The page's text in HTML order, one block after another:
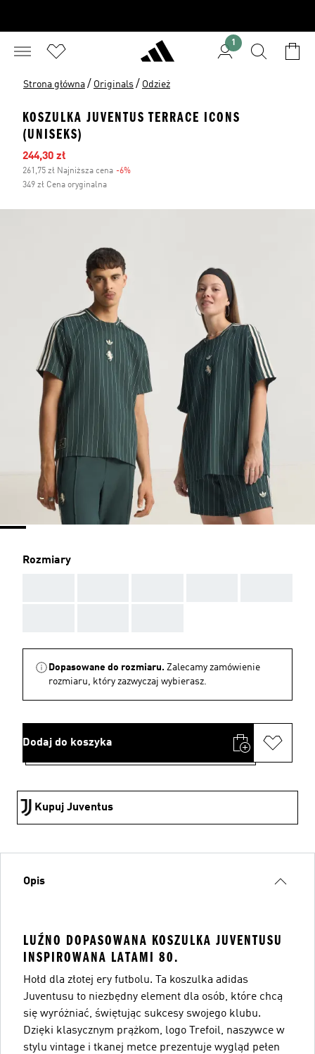
1
Strona główna / Originals / Odzież
KOSZULKA JUVENTUS TERRACE ICONS
(UNISEKS)
Ceny na wyprzedaży
244,30 zł
261,75 zł Najniższa cena -6%
349 zł Cena oryginalna
Rozmiary
Dopasowane do rozmiaru. Zalecamy zamówienie
rozmiaru, który zazwyczaj wybierasz.
Dodaj do koszyka
Kupuj Juventus
Opis
LUŹNO DOPASOWANA KOSZULKA JUVENTUSU
INSPIROWANA LATAMI 80.
Hołd dla złotej ery futbolu. Ta koszulka adidas
Juventusu to niezbędny element dla osób, które chcą
się wyróżniać, świętując sukcesy swojego klubu.
Dzięki klasycznym prążkom, logo Trefoil, naszywce w
stylu vintage i tkanej metce prezentuje wygląd pełen